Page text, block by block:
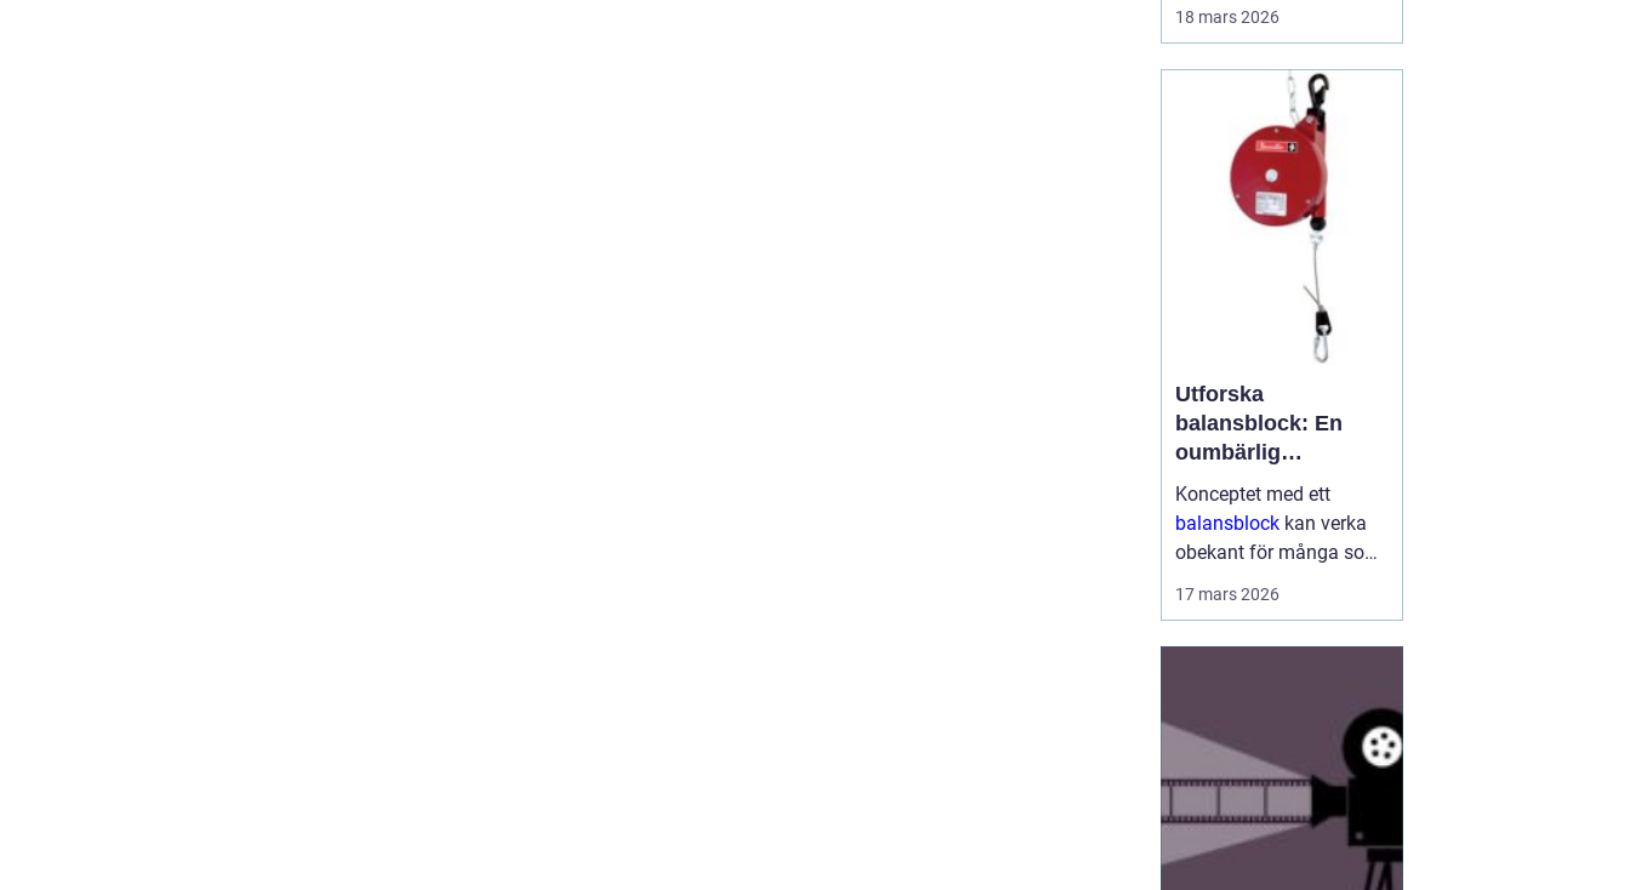
Regionen erbjuder en
tydlig paus från
vardagens tempo, utan
att ge avkall p&ari...
18 mars 2026
Utforska
balansblock: En
oumbärlig
komponent i
industrin
Konceptet med ett
balansblock kan verka
obekant för många som
17 mars 2026